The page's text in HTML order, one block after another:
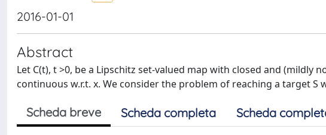
2016-01-01
Abstract
Let C(t), t >0, be a Lipschitz set-valued map with closed and (mildly
continuous w.r.t. x. We consider the problem of reaching a target
Scheda breve Scheda completa Scheda